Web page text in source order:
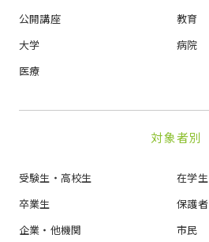
公開講座 教育
大学 病院
医療
対象者別
受験生・高校生 在学生
卒業生 保護者
企業・他機関 市民